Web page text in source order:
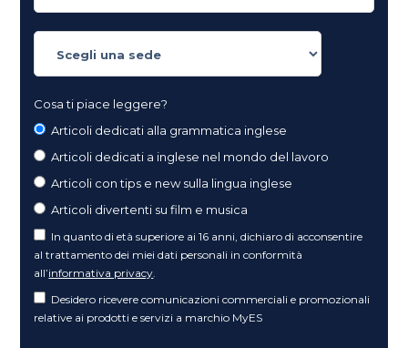
Cosa ti piace leggere?
Articoli dedicati alla grammatica inglese
Articoli dedicati a inglese nel mondo del lavoro
Articoli con tips e new sulla lingua inglese
Articoli divertenti su film e musica
In quanto di età superiore ai 16 anni, dichiaro di acconsentire
al trattamento dei miei dati personali in conformità
all’informativa privacy
Desidero ricevere comunicazioni commerciali e promozionali
relative ai prodotti e servizi a marchio MyES